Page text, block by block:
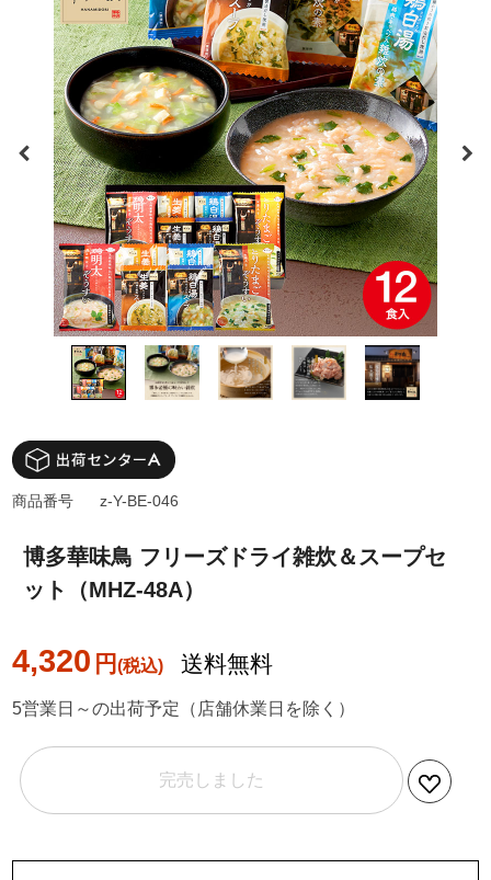
博多華味鳥 フリーズドライ雑炊＆スープセ
ット（MHZ-48A）
4,320 円 送料無料
商品番号 z-Y-BE-046
5営業日～の出荷予定（店舗休業日を除く）
完売しました